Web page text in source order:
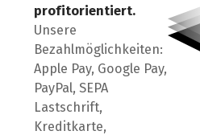
profitorientiert.
Unsere
Bezahlmöglichkeiten:
Apple Pay, Google Pay,
PayPal, SEPA
Lastschrift,
Kreditkarte,